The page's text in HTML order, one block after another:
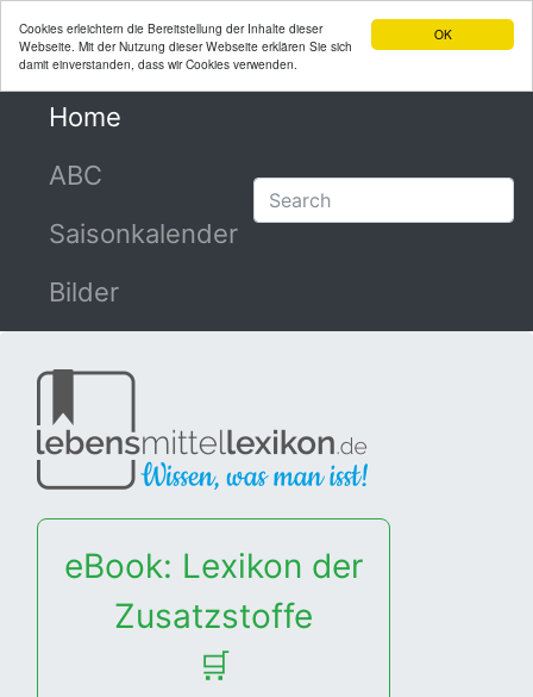
OK
Cookies erleichtern die Bereitstellung der Inhalte dieser
Webseite. Mit der Nutzung dieser Webseite erklären Sie sich
damit einverstanden, dass wir Cookies verwenden.
Home
ABC
Saisonkalender
Bilder
eBook: Lexikon der
Zusatzstoffe
🛒